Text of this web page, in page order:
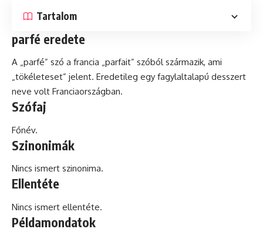
Tartalom
parfé eredete
A „parfé” szó a francia „parfait” szóból származik, ami
„tökéleteset” jelent. Eredetileg egy fagylaltalapú desszert
neve volt Franciaországban.
Szófaj
Főnév.
Szinonimák
Nincs ismert szinonima.
Ellentéte
Nincs ismert ellentéte.
Példamondatok